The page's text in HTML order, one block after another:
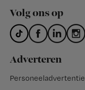
Volg ons op
Adverteren
Personeeladvertentie